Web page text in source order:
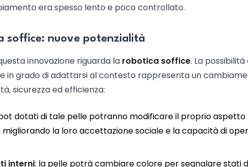
era spesso lento e poco controllato.
soffice: nuove potenzialità
innovazione riguarda la robotica soffice. La
in grado di adattarsi al contesto rappresenta un
sicurezza ed efficienza:
dotati di tale pelle potranno modificare il proprio
la loro accettazione sociale e la capacità di
interni: la pelle potrà cambiare colore per segnalare stati